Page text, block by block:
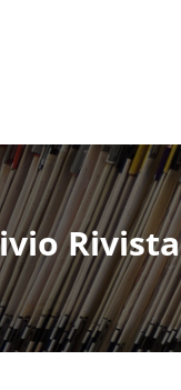
Rivista